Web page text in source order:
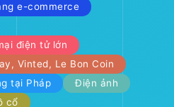
e-commerce
điện tử lớn
Vinted, Le Bon Coin
tại Pháp
Điện ảnh
cổ